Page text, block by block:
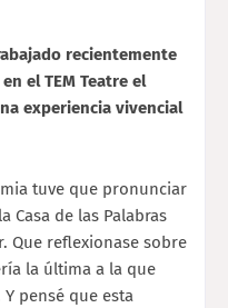
recientemente
el TEM Teatre el
experiencia vivencial
tuve que pronunciar
Casa de las Palabras
Que reflexionase sobre
la última a la que
pensé que esta